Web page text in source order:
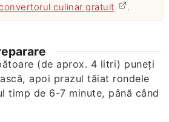
culinar gratuit .
(de aprox. 4 litri) puneți
apoi prazul tăiat rondele
timp de 6-7 minute, până când